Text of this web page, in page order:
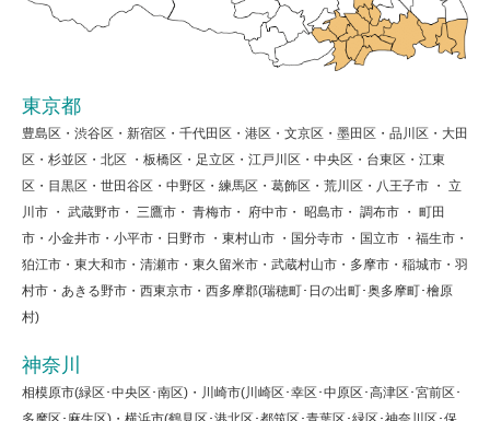
東京都
豊島区・渋谷区・新宿区・千代田区・港区・文京区・墨田区・品川区・大田
区・杉並区・北区 ・板橋区・足立区・江戸川区・中央区・台東区・江東
区・目黒区・世田谷区・中野区・練馬区・葛飾区・荒川区・八王子市 ・ 立
川市 ・ 武蔵野市・ 三鷹市・ 青梅市・ 府中市・ 昭島市・ 調布市 ・ 町田
市・小金井市・小平市・日野市 ・東村山市 ・国分寺市 ・国立市 ・福生市・
狛江市・東大和市・清瀬市・東久留米市・武蔵村山市・多摩市・稲城市・羽
村市・あきる野市・西東京市・西多摩郡(瑞穂町･日の出町･奥多摩町･檜原
村)
神奈川
相模原市(緑区･中央区･南区)・川崎市(川崎区･幸区･中原区･高津区･宮前区･